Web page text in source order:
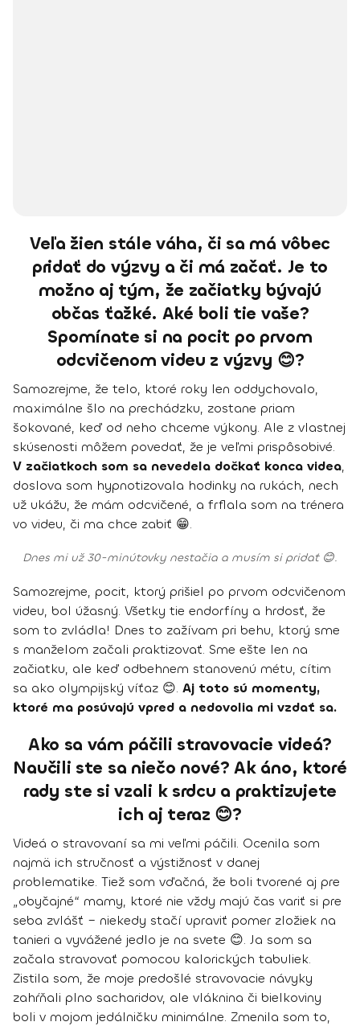
Veľa žien stále váha, či sa má vôbec
pridať do výzvy a či má začať. Je to
možno aj tým, že začiatky bývajú
občas ťažké. Aké boli tie vaše?
Spomínate si na pocit po prvom
odcvičenom videu z výzvy 😊?
Samozrejme, že telo, ktoré roky len oddychovalo,
maximálne šlo na prechádzku, zostane priam
šokované, keď od neho chceme výkony. Ale z vlastnej
skúsenosti môžem povedať, že je veľmi prispôsobivé.
V začiatkoch som sa nevedela dočkať konca videa,
doslova som hypnotizovala hodinky na rukách, nech
už ukážu, že mám odcvičené, a frflala som na trénera
vo videu, či ma chce zabiť 😁.
Dnes mi už 30-minútovky nestačia a musím si pridať 😊.
Samozrejme, pocit, ktorý prišiel po prvom odcvičenom
videu, bol úžasný. Všetky tie endorfíny a hrdosť, že
som to zvládla! Dnes to zažívam pri behu, ktorý sme
s manželom začali praktizovať. Sme ešte len na
začiatku, ale keď odbehnem stanovenú métu, cítim
sa ako olympijský víťaz 😊. Aj toto sú momenty,
ktoré ma posúvajú vpred a nedovolia mi vzdať sa.
Ako sa vám páčili stravovacie videá?
Naučili ste sa niečo nové? Ak áno, ktoré
rady ste si vzali k srdcu a praktizujete
ich aj teraz 😊?
Videá o stravovaní sa mi veľmi páčili. Ocenila som
najmä ich stručnosť a výstižnosť v danej
problematike. Tiež som vďačná, že boli tvorené aj pre
„obyčajné“ mamy, ktoré nie vždy majú čas variť si pre
seba zvlášť – niekedy stačí upraviť pomer zložiek na
tanieri a vyvážené jedlo je na svete 😊. Ja som sa
začala stravovať pomocou kalorických tabuliek.
Zistila som, že moje predošlé stravovacie návyky
zahŕňali plno sacharidov, ale vláknina či bielkoviny
boli v mojom jedálničku minimálne. Zmenila som to,